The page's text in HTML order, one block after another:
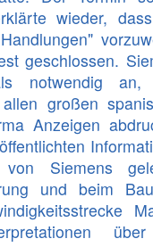
wieder,
geschlossen.
notwendig an,
großen
Anzeigen
Siemens
und beim